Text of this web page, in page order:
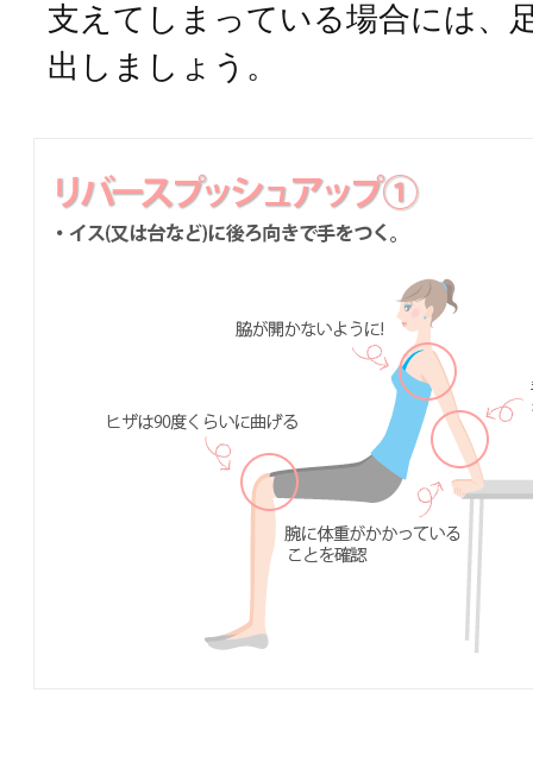
支えてしまっている場合には、
出しましょう。